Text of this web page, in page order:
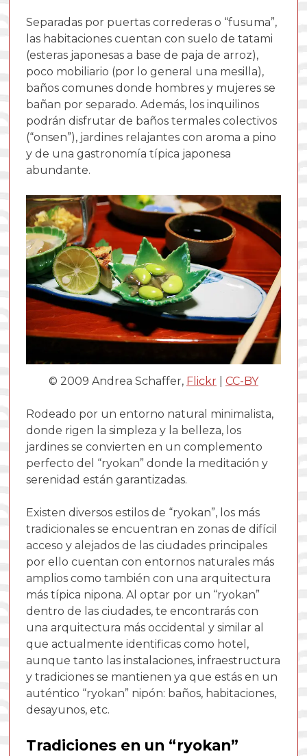
Separadas por puertas correderas o “fusuma”,
las habitaciones cuentan con suelo de tatami
(esteras japonesas a base de paja de arroz),
poco mobiliario (por lo general una mesilla),
baños comunes donde hombres y mujeres se
bañan por separado. Además, los inquilinos
podrán disfrutar de baños termales colectivos
(“onsen”), jardines relajantes con aroma a pino
y de una gastronomía típica japonesa
abundante.
© 2009 Andrea Schaffer, Flickr| CC-BY
Rodeado por un entorno natural minimalista,
donde rigen la simpleza y la belleza, los
jardines se convierten en un complemento
perfecto del “ryokan” donde la meditación y
serenidad están garantizadas.
Existen diversos estilos de “ryokan”, los más
tradicionales se encuentran en zonas de difícil
acceso y alejados de las ciudades principales
por ello cuentan con entornos naturales más
amplios como también con una arquitectura
más típica nipona. Al optar por un “ryokan”
dentro de las ciudades, te encontrarás con
una arquitectura más occidental y similar al
que actualmente identificas como hotel,
aunque tanto las instalaciones, infraestructura
y tradiciones se mantienen ya que estás en un
auténtico “ryokan” nipón: baños, habitaciones,
desayunos, etc.
Tradiciones en un “ryokan”